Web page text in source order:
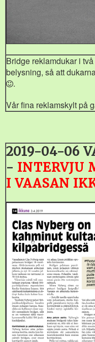
Bridge reklamdukar i
belysning, så att
.
Vår fina reklamskylt på
2019-04-06
- INTERVJU
I VAASAN